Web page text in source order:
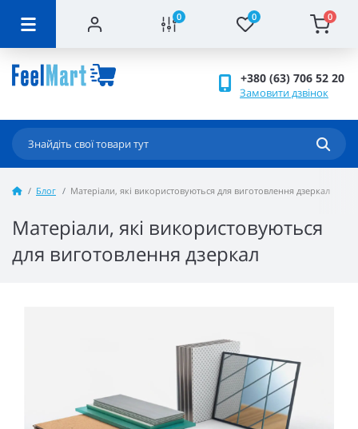
0 0 0
+380 (63) 706 52 20
Замовити дзвінок
Блог Матеріали, які використовуються для виготовлення дзеркал
Матеріали, які використовуються
для виготовлення дзеркал